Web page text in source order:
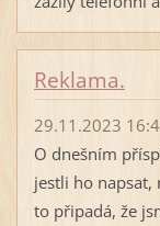
Reklama.
29.11.2023
O dnešním
jestli ho napsat,
to připadá, že